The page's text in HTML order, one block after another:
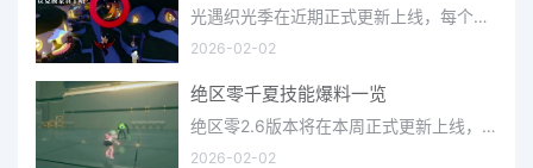
光遇织光季在近期正式更新上线，每个季节都有着许多全新内容和资讯可以让你来体验，不少刚体验的小伙伴想要知道
2026-02-02
绝区零千夏技能爆料一览
绝区零2.6版本将在本周正式更新上线，上周的前瞻直播官方给玩家们带来关于最新版本的卡池信息和相关活动内容，
2026-02-02